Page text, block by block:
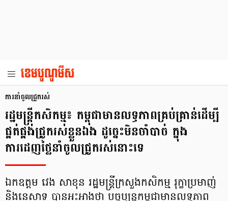
ការនាំចូលជ្រូករស់
រដ្ឋមន្ត្រីកសិកម្ម៖ កម្ពុជាមានលទ្ធភាពគ្រប់គ្រាន់ដើម្បី
ផ្គត់ផ្គង់ជ្រូករស់ខ្លួនឯង ដូច្នេះមិនចាំបាច់ ក្នុង
ការដេញថ្លៃនាំចូលជ្រូករស់នោះទេ
ឯកឧត្តម វេង សាខុន រដ្ឋមន្ត្រីក្រសួងកសិកម្ម រុក្ខាប្រមាញ់
និងនេសាទ បានអះអាងថា បច្ចុប្បន្នកម្ពុជាមានលទ្ធភាព